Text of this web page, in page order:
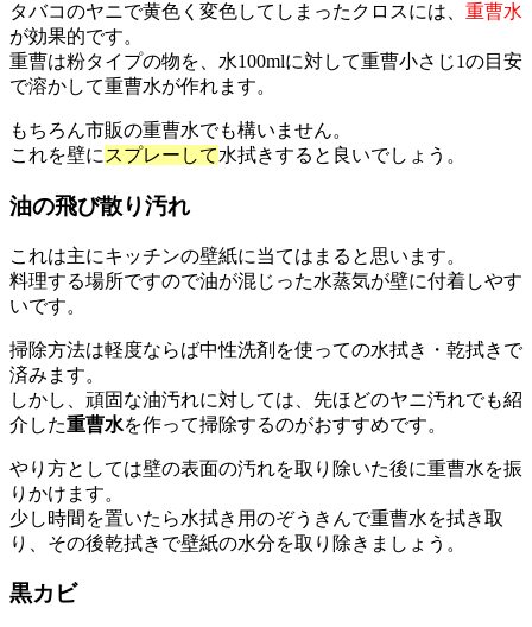
タバコのヤニで黄色く変色してしまったクロスには、 重曹水
が効果的です。
重曹は粉タイプの物を、水100mlに対して重曹小さじ1の目安
で溶かして重曹水が作れます。
もちろん市販の重曹水でも構いません。
これを壁に スプレーして水拭きすると良いでしょう。
油の飛び散り汚れ
これは主にキッチンの壁紙に当てはまると思います。
料理する場所ですので油が混じった水蒸気が壁に付着しやす
いです。
掃除方法は軽度ならば中性洗剤を使っての水拭き・乾拭きで
済みます。
しかし、頑固な油汚れに対しては、先ほどのヤニ汚れでも紹
介した重曹水を作って掃除するのがおすすめです。
やり方としては壁の表面の汚れを取り除いた後に重曹水を振
りかけます。
少し時間を置いたら水拭き用のぞうきんで重曹水を拭き取
り、その後乾拭きで壁紙の水分を取り除きましょう。
黒カビ